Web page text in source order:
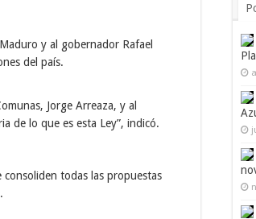
y al gobernador Rafael
del país.
Jorge Arreaza, y al
de lo que es esta Ley”, indicó.
todas las propuestas